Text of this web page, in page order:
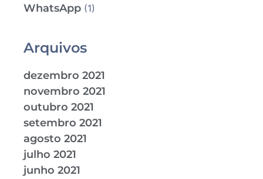
WhatsApp (1)
Arquivos
dezembro 2021
novembro 2021
outubro 2021
setembro 2021
agosto 2021
julho 2021
junho 2021